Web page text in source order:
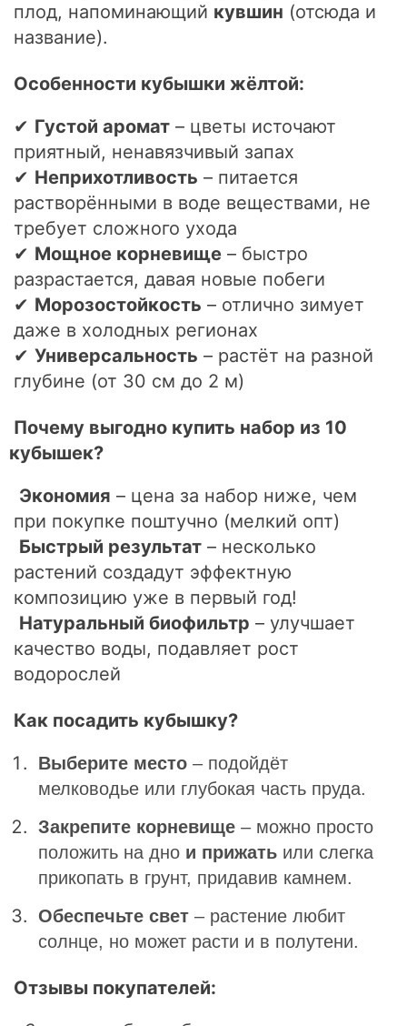
плод, напоминающий кувшин (отсюда и
название).
Особенности кубышки жёлтой:
✔ Густой аромат – цветы источают
приятный, ненавязчивый запах
✔ Неприхотливость – питается
растворёнными в воде веществами, не
требует сложного ухода
✔ Мощное корневище – быстро
разрастается, давая новые побеги
✔ Морозостойкость – отлично зимует
даже в холодных регионах
✔ Универсальность – растёт на разной
глубине (от 30 см до 2 м)
Почему выгодно купить набор из 10
кубышек?
Экономия – цена за набор ниже, чем
при покупке поштучно (мелкий опт)
Быстрый результат – несколько
растений создадут эффектную
композицию уже в первый год!
Натуральный биофильтр – улучшает
качество воды, подавляет рост
водорослей
Как посадить кубышку?
Выберите место – подойдёт
мелководье или глубокая часть пруда.
Закрепите корневище – можно просто
положить на дно и прижать или слегка
прикопать в грунт, придавив камнем.
Обеспечьте свет – растение любит
солнце, но может расти и в полутени.
Отзывы покупателей: